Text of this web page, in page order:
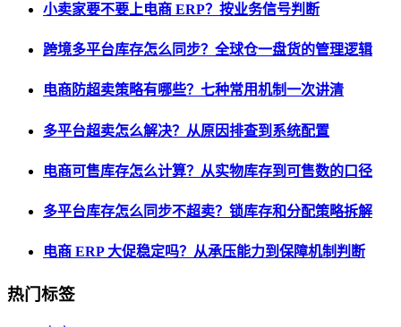
小卖家要不要上电商 ERP？按业务信号判断
跨境多平台库存怎么同步？全球仓一盘货的管理逻辑
电商防超卖策略有哪些？七种常用机制一次讲清
多平台超卖怎么解决？从原因排查到系统配置
电商可售库存怎么计算？从实物库存到可售数的口径
多平台库存怎么同步不超卖？锁库存和分配策略拆解
电商 ERP 大促稳定吗？从承压能力到保障机制判断
热门标签